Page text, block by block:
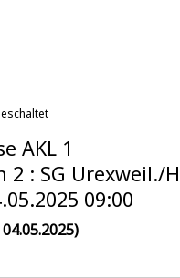
AKL 1
2 : SG Urexweil./
09:00